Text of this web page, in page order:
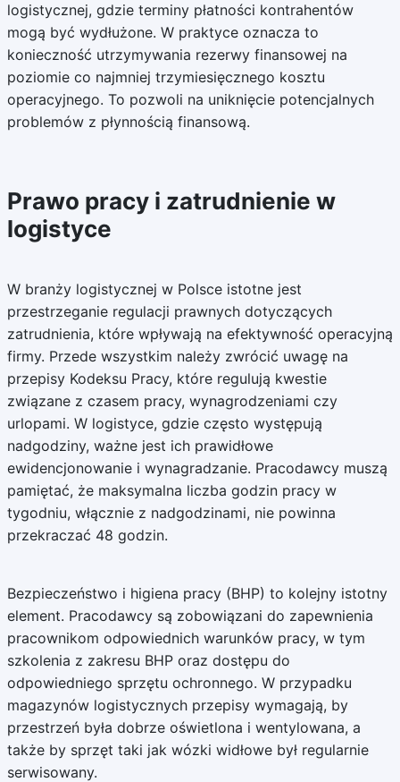
logistycznej, gdzie terminy płatności kontrahentów
mogą być wydłużone. W praktyce oznacza to
konieczność utrzymywania rezerwy finansowej na
poziomie co najmniej trzymiesięcznego kosztu
operacyjnego. To pozwoli na uniknięcie potencjalnych
problemów z płynnością finansową.
Prawo pracy i zatrudnienie w
logistyce
W branży logistycznej w Polsce istotne jest
przestrzeganie regulacji prawnych dotyczących
zatrudnienia, które wpływają na efektywność operacyjną
firmy. Przede wszystkim należy zwrócić uwagę na
przepisy Kodeksu Pracy, które regulują kwestie
związane z czasem pracy, wynagrodzeniami czy
urlopami. W logistyce, gdzie często występują
nadgodziny, ważne jest ich prawidłowe
ewidencjonowanie i wynagradzanie. Pracodawcy muszą
pamiętać, że maksymalna liczba godzin pracy w
tygodniu, włącznie z nadgodzinami, nie powinna
przekraczać 48 godzin.
Bezpieczeństwo i higiena pracy (BHP) to kolejny istotny
element. Pracodawcy są zobowiązani do zapewnienia
pracownikom odpowiednich warunków pracy, w tym
szkolenia z zakresu BHP oraz dostępu do
odpowiedniego sprzętu ochronnego. W przypadku
magazynów logistycznych przepisy wymagają, by
przestrzeń była dobrze oświetlona i wentylowana, a
także by sprzęt taki jak wózki widłowe był regularnie
serwisowany.